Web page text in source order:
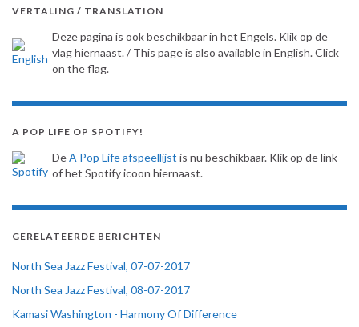
VERTALING / TRANSLATION
Deze pagina is ook beschikbaar in het Engels. Klik op de
vlag hiernaast. / This page is also available in English. Click
on the flag.
A POP LIFE OP SPOTIFY!
DeA Pop Life afspeellijst is nu beschikbaar. Klik op de link
of het Spotify icoon hiernaast.
GERELATEERDE BERICHTEN
North Sea Jazz Festival, 07-07-2017
North Sea Jazz Festival, 08-07-2017
Kamasi Washington - Harmony Of Difference